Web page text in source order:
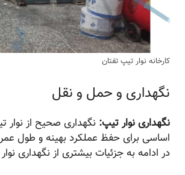
کارخانه نوار تیپ تفتان
نگهداری و حمل و نقل
نگهداری نوار تیپ:نگهداری صحیح از نوار تیپ
اساسی برای حفظ عملکرد بهینه و طول عمر
در ادامه به جزئیات بیشتری از نگهداری نوار